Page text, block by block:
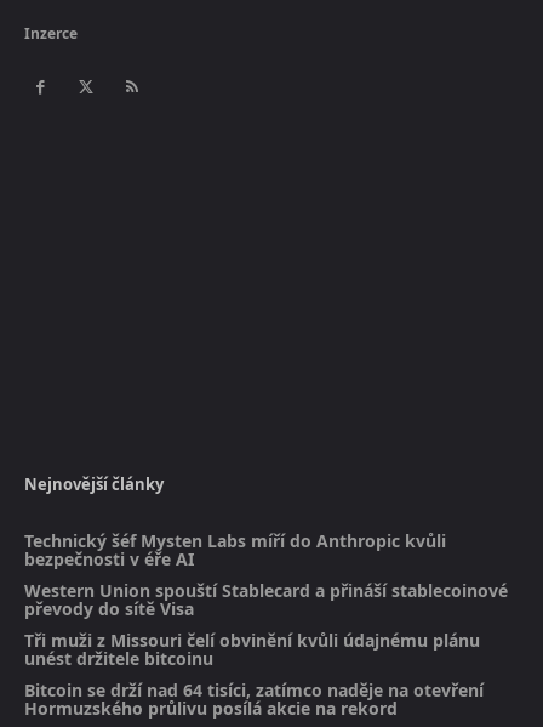
Inzerce
Nejnovější články
Technický šéf Mysten Labs míří do Anthropic kvůli
bezpečnosti v éře AI
Western Union spouští Stablecard a přináší stablecoinové
převody do sítě Visa
Tři muži z Missouri čelí obvinění kvůli údajnému plánu
unést držitele bitcoinu
Bitcoin se drží nad 64 tisíci, zatímco naděje na otevření
Hormuzského průlivu posílá akcie na rekord